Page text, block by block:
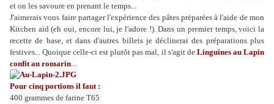
et on les savoure en prenant le temps...
J'aimerais vous faire partager l'expérience des pâtes préparées à l'aide de mon
Kitchen aid (eh oui, encore lui, je l'adore !). Dans un premier temps, voici la
recette de base, et dans d'autres billets je déclinerai des préparations plus
festives... Quoique celle-ci est plutôt pas mal, il s'agit de Linguines au Lapin
confit au romarin...
Pour cinq portions il faut :
400 grammes de farine T65